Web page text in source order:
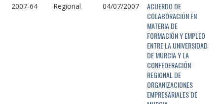
2007-64 Regional 04/07/2007
ACUERDO DE
COLABORACIÓN EN
MATERIA DE
FORMACIÓN Y EMPLEO
ENTRE LA UNIVERSIDAD
DE MURCIA Y LA
CONFEDERACIÓN
REGIONAL DE
ORGANIZACIONES
EMPRESARIALES DE